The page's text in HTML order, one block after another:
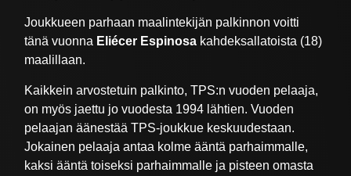
Joukkueen parhaan maalintekijän palkinnon voitti
tänä vuonna Eliécer Espinosa kahdeksallatoista (18)
maalillaan.
Kaikkein arvostetuin palkinto, TPS:n vuoden pelaaja,
on myös jaettu jo vuodesta 1994 lähtien. Vuoden
pelaajan äänestää TPS-joukkue keskuudestaan.
Jokainen pelaaja antaa kolme ääntä parhaimmalle,
kaksi ääntä toiseksi parhaimmalle ja pisteen omasta